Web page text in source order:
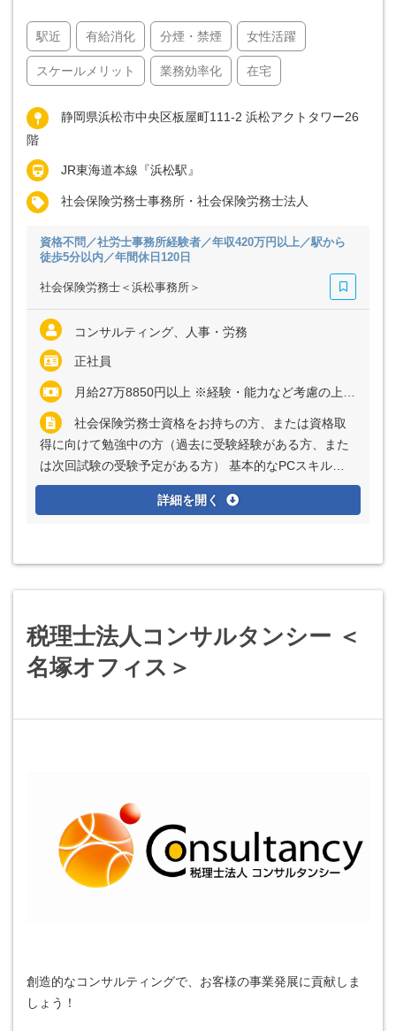
駅近 有給消化 分煙・禁煙 女性活躍
スケールメリット 業務効率化 在宅
静岡県浜松市中央区板屋町111-2 浜松アクトタワー26
階
JR東海道本線『浜松駅』
社会保険労務士事務所・社会保険労務士法人
資格不問／社労士事務所経験者／年収420万円以上／駅から
徒歩5分以内／年間休日120日
社会保険労務士＜浜松事務所＞
コンサルティング、人事・労務
正社員
月給27万8850円以上 ※経験・能力など考慮の上、決定いたします ※上記に固定残業代（月40時間分＝6万5380円以上）を含む ※超過分は別途全額支給
社会保険労務士資格をお持ちの方、または資格取
得に向けて勉強中の方（過去に受験経験がある方、また
は次回試験の受験予定がある方） 基本的なPCスキル
（Excel、Word、PowerPoint）
詳細を開く
税理士法人コンサルタンシー ＜
名塚オフィス＞
創造的なコンサルティングで、お客様の事業発展に貢献しま
しょう！